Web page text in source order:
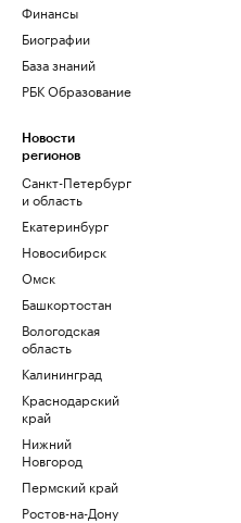
Финансы
Биографии
База знаний
РБК Образование
Новости
регионов
Санкт-Петербург
и область
Екатеринбург
Новосибирск
Омск
Башкортостан
Вологодская
область
Калининград
Краснодарский
край
Нижний
Новгород
Пермский край
Ростов-на-Дону